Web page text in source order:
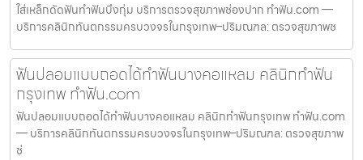
ใส่เหล็กดัดฟันทำฟันบึงกุ่ม บริการตรวจสุขภาพช่องปาก ทำฟัน.com —
บริการคลินิกทันตกรรมครบวงจรในกรุงเทพ–ปริมณฑล: ตรวจสุขภาพช
ฟันปลอมแบบถอดได้ทำฟันบางคอแหลม คลินิกทำฟัน
กรุงเทพ ทำฟัน.com
ฟันปลอมแบบถอดได้ทำฟันบางคอแหลม คลินิกทำฟันกรุงเทพ ทำฟัน.com
— บริการคลินิกทันตกรรมครบวงจรในกรุงเทพ–ปริมณฑล: ตรวจสุขภาพ
ช่